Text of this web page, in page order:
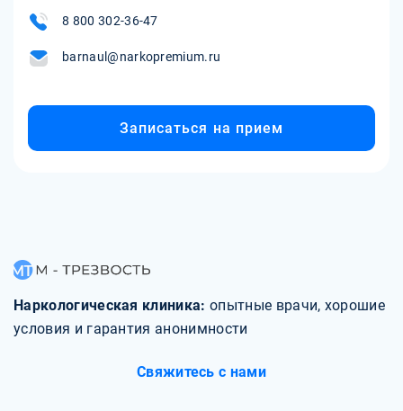
8 800 302-36-47
barnaul@narkopremium.ru
Записаться на прием
Наркологическая клиника: опытные врачи, хорошие
условия и гарантия анонимности
Свяжитесь с нами